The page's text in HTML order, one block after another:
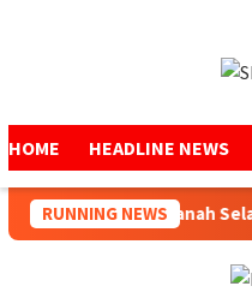
HOME HEADLINE NEWS
RUNNING NEWS
Menjaga Amanah